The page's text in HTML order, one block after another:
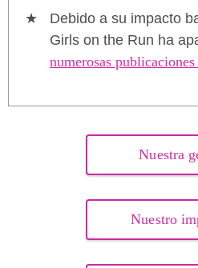
Debido a su impacto
Girls on the Run ha
numerosas
Nuestra
Nuestro